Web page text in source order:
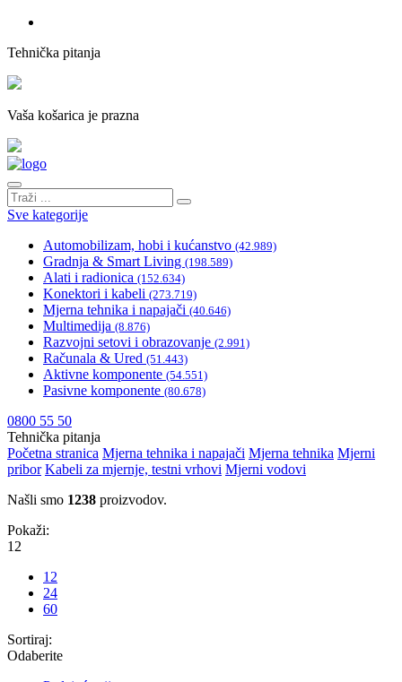
Tehnička pitanja
Vaša košarica je prazna
Sve kategorije
Automobilizam, hobi i kućanstvo (42.989)
Gradnja & Smart Living (198.589)
Alati i radionica (152.634)
Konektori i kabeli (273.719)
Mjerna tehnika i napajači (40.646)
Multimedija (8.876)
Razvojni setovi i obrazovanje (2.991)
Računala & Ured (51.443)
Aktivne komponente (54.551)
Pasivne komponente (80.678)
0800 55 50
Tehnička pitanja
Početna stranica Mjerna tehnika i napajači Mjerna tehnika Mjerni
pribor Kabeli za mjernje, testni vrhovi Mjerni vodovi
Našli smo 1238 proizvodov.
Pokaži:
12
12
24
60
Sortiraj:
Odaberite